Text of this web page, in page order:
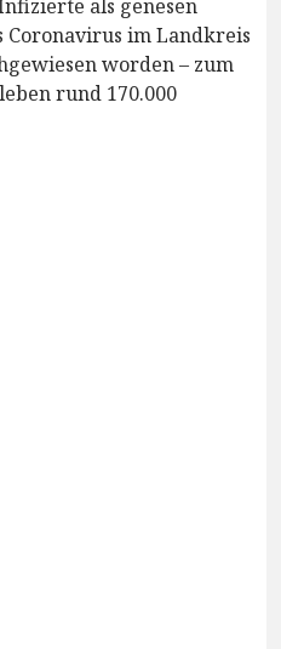
als genesen
Coronavirus im Landkreis
worden – zum
rund 170.000